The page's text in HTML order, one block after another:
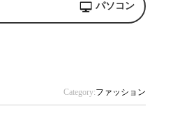
パソコン
Category:ファッション